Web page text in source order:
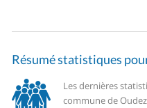
Résumé statistiques
Les dernières
commune de